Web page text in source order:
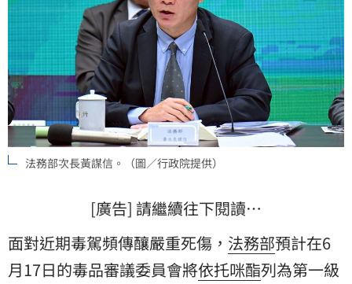
法務部次長黃謀信。（圖／行政院提供）
[廣告] 請繼續往下閱讀…
面對近期毒駕頻傳釀嚴重死傷， 法務部預計在6
月17日的毒品審議委員會將依托咪酯列為第一級